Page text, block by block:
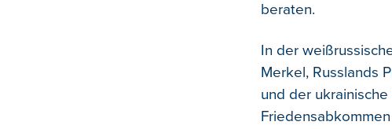
beraten.
In der
Merkel, Russlands
und der